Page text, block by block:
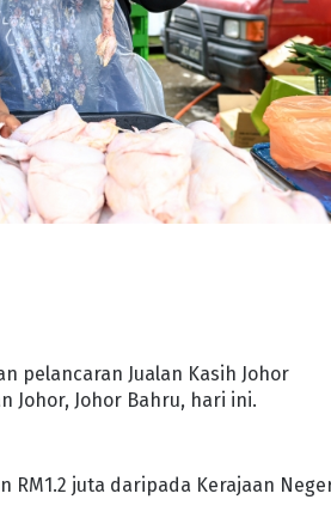
pelancaran Jualan Kasih Johor
Johor, Johor Bahru, hari ini.
RM1.2 juta daripada Kerajaan